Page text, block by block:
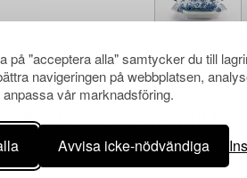
på "acceptera alla" samtycker du till
navigeringen på webbplatsen,
vår marknadsföring.
Avvisa icke-nödvändiga
Andra har även tittat